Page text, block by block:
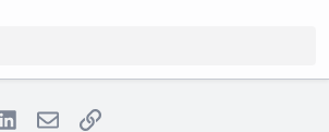
LinkedInE-mailLink